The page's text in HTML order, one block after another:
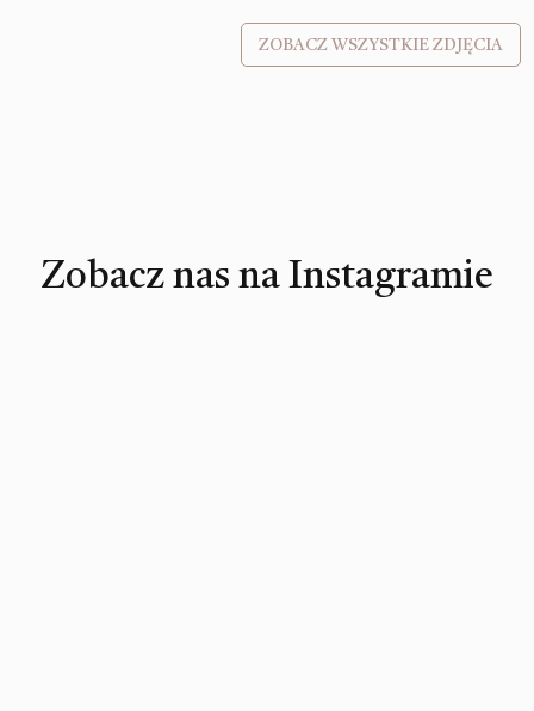
ZOBACZ WSZYSTKIE ZDJĘCIA
Zobacz nas na Instagramie